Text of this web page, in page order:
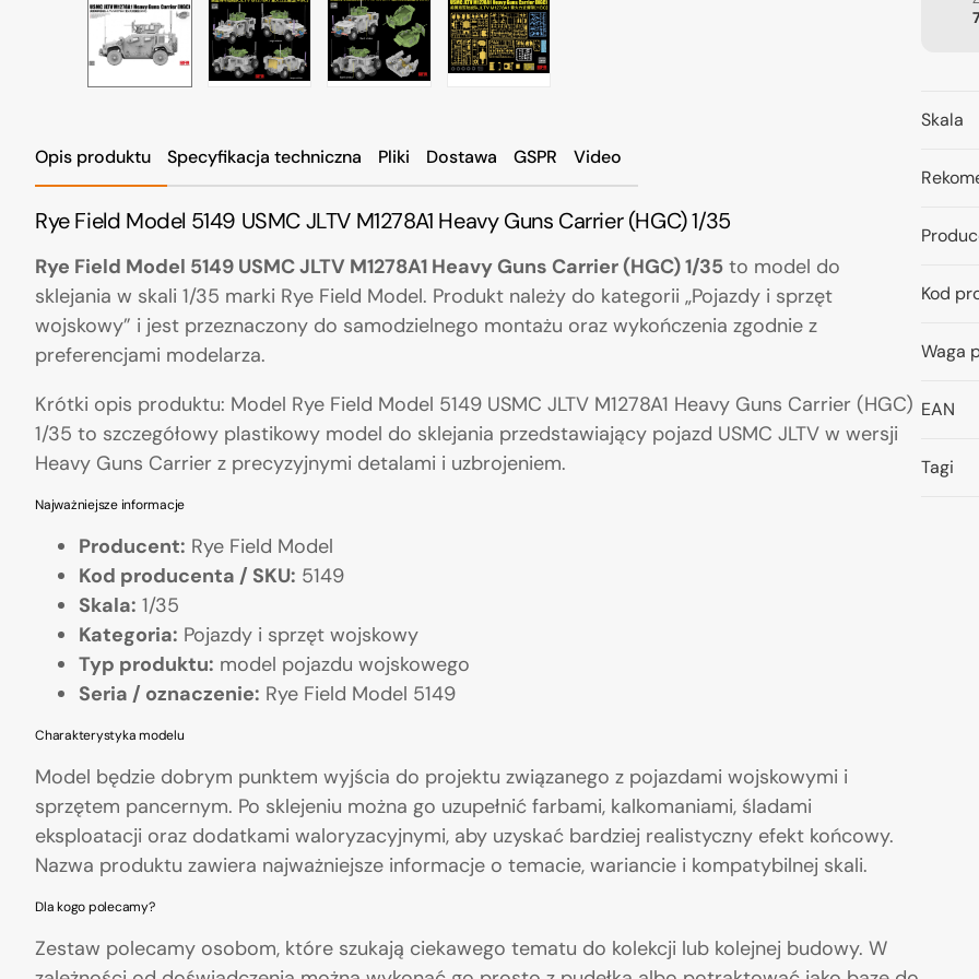
Opis produktu Specyfikacja techniczna Pliki Dostawa GSPR Video
Rye Field Model 5149 USMC JLTV M1278A1 Heavy Guns Carrier (HGC) 1/35
Rye Field Model 5149 USMC JLTV M1278A1 Heavy Guns Carrier (HGC) 1/35 to model do
sklejania w skali 1/35 marki Rye Field Model. Produkt należy do kategorii „Pojazdy i sprzęt
wojskowy” i jest przeznaczony do samodzielnego montażu oraz wykończenia zgodnie z
preferencjami modelarza.
Krótki opis produktu: Model Rye Field Model 5149 USMC JLTV M1278A1 Heavy Guns Carrier (HGC)
1/35 to szczegółowy plastikowy model do sklejania przedstawiający pojazd USMC JLTV w wersji
Heavy Guns Carrier z precyzyjnymi detalami i uzbrojeniem.
Najważniejsze informacje
Producent: Rye Field Model
Kod producenta / SKU: 5149
Skala: 1/35
Kategoria: Pojazdy i sprzęt wojskowy
Typ produktu: model pojazdu wojskowego
Seria / oznaczenie: Rye Field Model 5149
Charakterystyka modelu
Model będzie dobrym punktem wyjścia do projektu związanego z pojazdami wojskowymi i
sprzętem pancernym. Po sklejeniu można go uzupełnić farbami, kalkomaniami, śladami
eksploatacji oraz dodatkami waloryzacyjnymi, aby uzyskać bardziej realistyczny efekt końcowy.
Nazwa produktu zawiera najważniejsze informacje o temacie, wariancie i kompatybilnej skali.
Dla kogo polecamy?
Zestaw polecamy osobom, które szukają ciekawego tematu do kolekcji lub kolejnej budowy. W
Skala
Kod
Waga
EAN
Tagi